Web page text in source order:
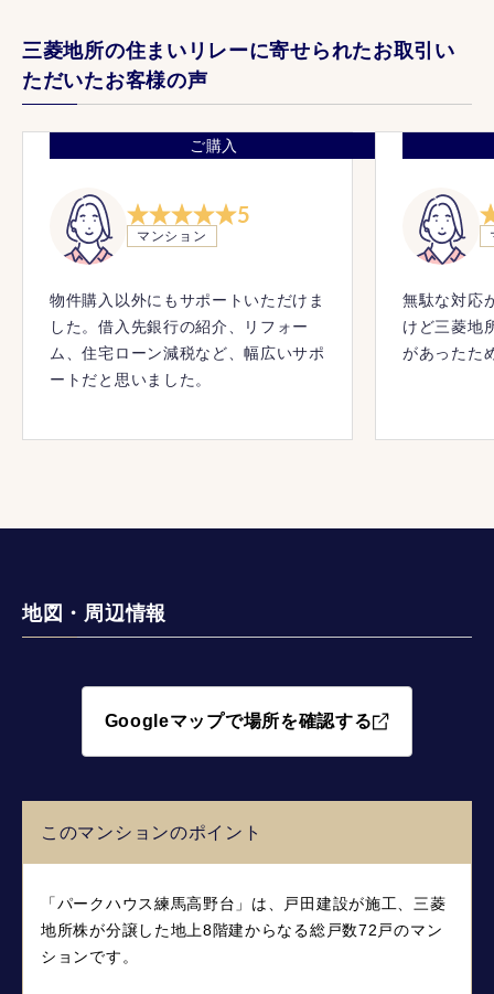
三菱地所の住まいリレーに寄せられたお取引い
ただいたお客様の声
ご購入
5
マンション
物件購入以外にもサポートいただけま
した。借入先銀行の紹介、リフォー
ム、住宅ローン減税など、幅広いサポ
ートだと思いました。
無駄な対応
けど三菱地
があったた
地図・周辺情報
Googleマップで場所を確認する
このマンションのポイント
「パークハウス練馬高野台」は、戸田建設が施工、三菱
地所株が分譲した地上8階建からなる総戸数72戸のマン
ションです。